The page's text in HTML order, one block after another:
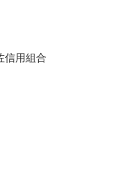
信用組合